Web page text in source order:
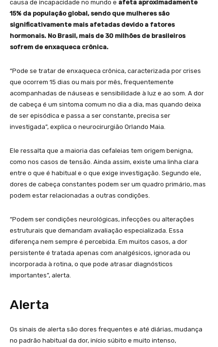
causa de incapacidade no mundo e afeta aproximadamente
15% da população global, sendo que mulheres são
significativamente mais afetadas devido a fatores
hormonais. No Brasil, mais de 30 milhões de brasileiros
sofrem de enxaqueca crônica.
“Pode se tratar de enxaqueca crônica, caracterizada por crises
que ocorrem 15 dias ou mais por mês, frequentemente
acompanhadas de náuseas e sensibilidade à luz e ao som. A dor
de cabeça é um sintoma comum no dia a dia, mas quando deixa
de ser episódica e passa a ser constante, precisa ser
investigada”, explica o neurocirurgião Orlando Maia.
Ele ressalta que a maioria das cefaleias tem origem benigna,
como nos casos de tensão. Ainda assim, existe uma linha clara
entre o que é habitual e o que exige investigação. Segundo ele,
dores de cabeça constantes podem ser um quadro primário, mas
podem estar relacionadas a outras condições.
“Podem ser condições neurológicas, infecções ou alterações
estruturais que demandam avaliação especializada. Essa
diferença nem sempre é percebida. Em muitos casos, a dor
persistente é tratada apenas com analgésicos, ignorada ou
incorporada à rotina, o que pode atrasar diagnósticos
importantes”, alerta.
Alerta
Os sinais de alerta são dores frequentes e até diárias, mudança
no padrão habitual da dor, início súbito e muito intenso,